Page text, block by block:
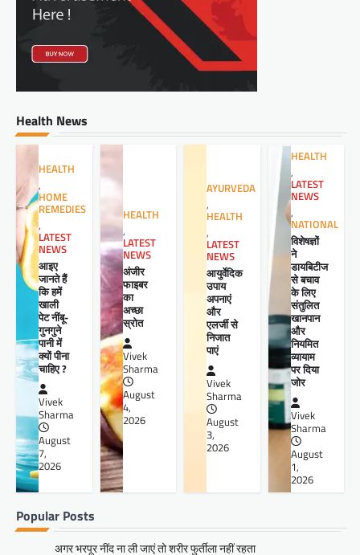
Health News
HEALTH
,
HOME
REMEDIES
,
LATEST
NEWS
आइए
जानते हैं
कि हमें
खाली
पेट नींबू-
गुनगुने
पानी में
क्यों पीना
चाहिए ?
Vivek
Sharma
August
7,
2026
HEALTH
,
LATEST
NEWS
अंजीर
फाइबर
का
अच्छा
स्रोत
Vivek
Sharma
August
4,
2026
AYURVEDA
,
HEALTH
,
LATEST
NEWS
आयुर्वेदिक
उपाय
अपनाएं
और
एलर्जी से
निजात
पाएं
Vivek
Sharma
August
3,
2026
HEALTH
,
LATEST
NEWS
,
NATIONAL
विशेषज्ञों
ने
डायबिटीज
से बचाव
के लिए
संतुलित
खानपान
और
नियमित
व्यायाम
पर दिया
जोर
Vivek
Sharma
August
1,
2026
Popular Posts
अगर भरपूर नींद ना ली जाएं तो शरीर फुर्तीला नहीं रहता